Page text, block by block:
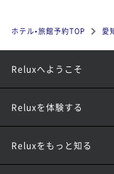
ホテル•旅館予約TOP 愛
Reluxへようこそ
Reluxを体験する
Reluxをもっと知る